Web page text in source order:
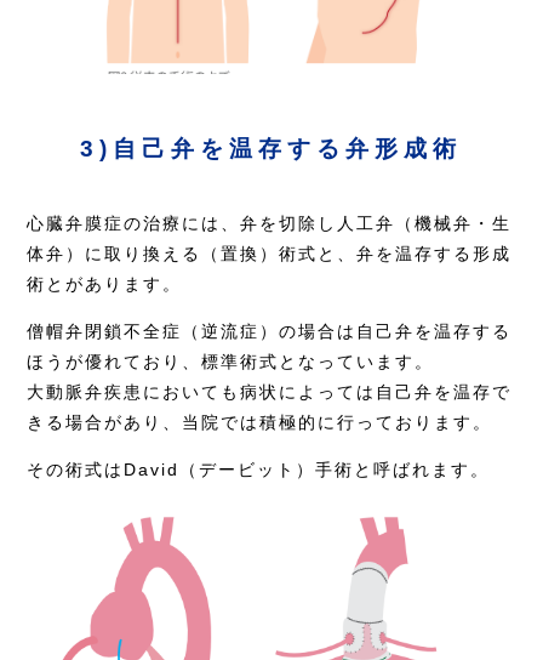
3)自己弁を温存する弁形成術
心臓弁膜症の治療には、弁を切除し人工弁（機械弁・生
体弁）に取り換える（置換）術式と、弁を温存する形成
術とがあります。
僧帽弁閉鎖不全症（逆流症）の場合は自己弁を温存する
ほうが優れており、標準術式となっています。
大動脈弁疾患においても病状によっては自己弁を温存で
きる場合があり、当院では積極的に行っております。
その術式はDavid（デービット）手術と呼ばれます。